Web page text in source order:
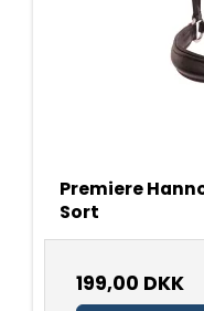
Premiere
Sort
199,00 DKK